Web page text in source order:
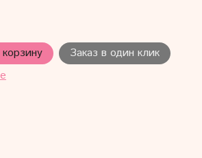
Заказ в один клик